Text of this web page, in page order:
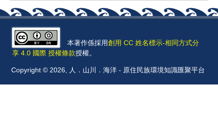
本著作係採用創用 CC 姓名標示-相同方式分
享 4.0 國際 授權條款授權。
Copyright © 2026, 人．山川．海洋 - 原住民族環境知識匯聚平台